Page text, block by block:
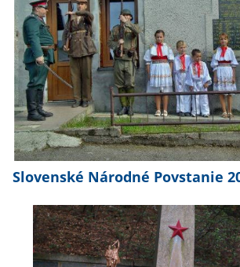
Slovenské Národné Povstanie